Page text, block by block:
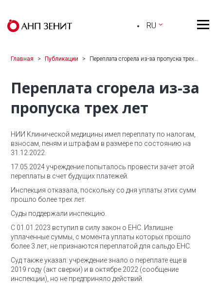
RU
Главная Публикации Переплата сгорела из-за пропуска трех…
Переплата сгорела из-за
пропуска трех лет
НИИ Клинической медицины имел переплату по налогам,
взносам, пеням и штрафам в размере по состоянию на
31.12.2022.
17.05.2024 учреждение попыталось провести зачет этой
переплаты в счет будущих платежей.
Инспекция отказала, поскольку со дня уплаты этих сумм
прошло более трех лет.
Суды поддержали инспекцию.
С 01.01.2023 вступил в силу закон о ЕНС. Излишне
уплаченные суммы, с момента уплаты которых прошло
более 3 лет, не признаются переплатой для сальдо ЕНС.
Суд также указал: учреждение знало о переплате еще в
2019 году (акт сверки) и в октябре 2022 (сообщение
инспекции), но не предприняло действий.